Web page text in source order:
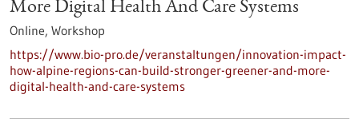
More Digital Health And Care Systems
Online, Workshop
https://www.bio-pro.de/veranstaltungen/innovation-impact-
how-alpine-regions-can-build-stronger-greener-and-more-
digital-health-and-care-systems